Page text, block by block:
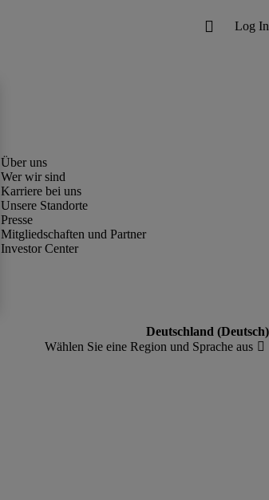
Wer wir sind
Karriere bei uns
Unsere Standorte
Presse
Mitgliedschaften und Partner
Investor Center